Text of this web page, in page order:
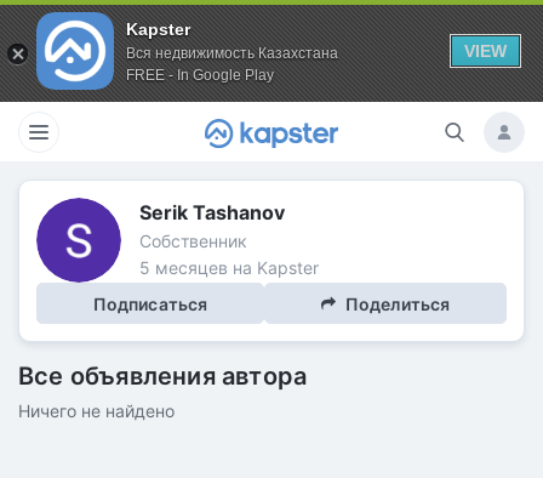
Kapster
Вся недвижимость Казахстана
FREE - In Google Play
VIEW
Serik Tashanov
Собственник
5 месяцев на Kapster
Подписаться
Поделиться
Все объявления автора
Ничего не найдено